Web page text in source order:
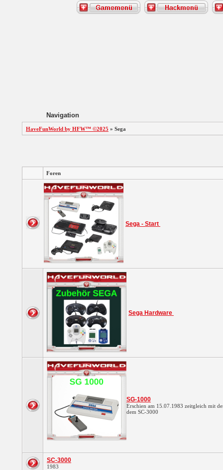
Navigation
HaveFunWorld by HFW™ ©2025 » Sega
Foren
Sega - Start
Sega Hardware
SG-1000
Erschien am 15.07.1983 zeitgleich mit
dem SC-3000
SC-3000
1983